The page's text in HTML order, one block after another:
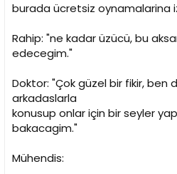
burada ücretsiz oynamalarina
Rahip: "ne kadar üzücü, bu
edecegim."
Doktor: "Çok güzel bir fikir,
arkadaslarla
konusup onlar için bir seyler
bakacagim."
Mühendis: